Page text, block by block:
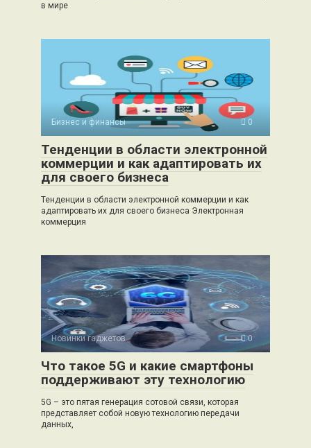
в мире
Бизнес и финансы 0
Тенденции в области электронной
коммерции и как адаптировать их
для своего бизнеса
Тенденции в области электронной коммерции и как
адаптировать их для своего бизнеса Электронная
коммерция
Новинки гаджетов 0
Что такое 5G и какие смартфоны
поддерживают эту технологию
5G – это пятая генерация сотовой связи, которая
представляет собой новую технологию передачи
данных,